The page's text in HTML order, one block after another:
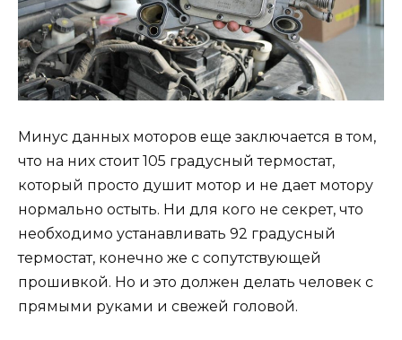
Минус данных моторов еще заключается в том,
что на них стоит 105 градусный термостат,
который просто душит мотор и не дает мотору
нормально остыть. Ни для кого не секрет, что
необходимо устанавливать 92 градусный
термостат, конечно же с сопутствующей
прошивкой. Но и это должен делать человек с
прямыми руками и свежей головой.